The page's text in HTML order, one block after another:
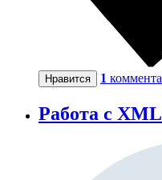
Нравится 1
Работа с